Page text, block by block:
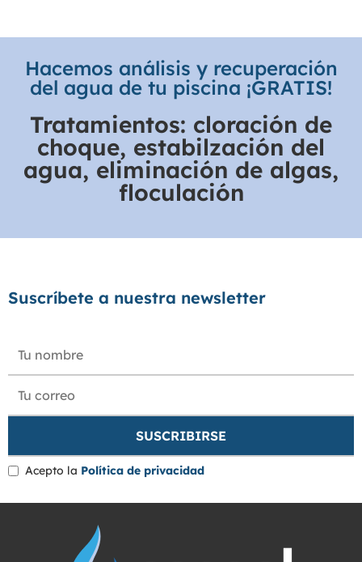
Hacemos análisis y recuperación
del agua de tu piscina ¡GRATIS!
Tratamientos: cloración de
choque, estabilzación del
agua, eliminación de algas,
floculación
Suscríbete a nuestra newsletter
Acepto la Política de privacidad